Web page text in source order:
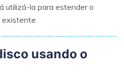
utilizá-la para estender o
existente.
usando o